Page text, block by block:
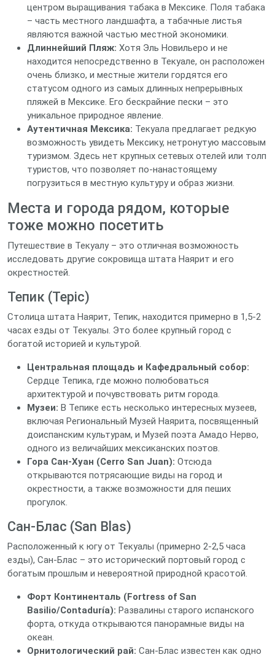
центром выращивания табака в Мексике. Поля табака
– часть местного ландшафта, а табачные листья
являются важной частью местной экономики.
Длиннейший Пляж: Хотя Эль Новильеро и не
находится непосредственно в Текуале, он расположен
очень близко, и местные жители гордятся его
статусом одного из самых длинных непрерывных
пляжей в Мексике. Его бескрайние пески – это
уникальное природное явление.
Аутентичная Мексика: Текуала предлагает редкую
возможность увидеть Мексику, нетронутую массовым
туризмом. Здесь нет крупных сетевых отелей или толп
туристов, что позволяет по-нанастоящему
погрузиться в местную культуру и образ жизни.
Места и города рядом, которые
тоже можно посетить
Путешествие в Текуалу – это отличная возможность
исследовать другие сокровища штата Наярит и его
окрестностей.
Тепик (Tepic)
Столица штата Наярит, Тепик, находится примерно в 1,5-2
часах езды от Текуалы. Это более крупный город с
богатой историей и культурой.
Центральная площадь и Кафедральный собор:
Сердце Тепика, где можно полюбоваться
архитектурой и почувствовать ритм города.
Музеи: В Тепике есть несколько интересных музеев,
включая Региональный Музей Наярита, посвященный
доиспанским культурам, и Музей поэта Амадо Нерво,
одного из величайших мексиканских поэтов.
Гора Сан-Хуан (Cerro San Juan): Отсюда
открываются потрясающие виды на город и
окрестности, а также возможности для пеших
прогулок.
Сан-Блас (San Blas)
Расположенный к югу от Текуалы (примерно 2-2,5 часа
езды), Сан-Блас – это исторический портовый город с
богатым прошлым и невероятной природной красотой.
Форт Континенталь (Fortress of San
Basilio/Contaduría): Развалины старого испанского
форта, откуда открываются панорамные виды на
океан.
Орнитологический рай: Сан-Блас известен как одно